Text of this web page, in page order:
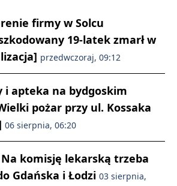
firmy w Solcu
19-latek zmarł w
przedwczoraj, 09:12
i apteka na bydgoskim
pożar przy ul. Kossaka
06 sierpnia, 06:20
Na komisję lekarską trzeba
Gdańska i Łodzi 03 sierpnia,